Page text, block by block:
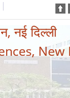
नई दिल्ली
New